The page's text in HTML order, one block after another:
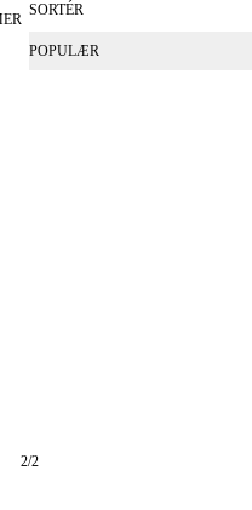
SORTÉR
POPULÆR
2/2